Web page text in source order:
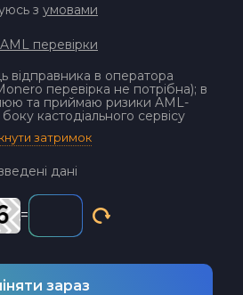
з умовами
AML перевірки
відправника в оператора
перевірка не потрібна); в
та приймаю ризики AML-
кастодіального сервісу
затримок
дані
=
зараз